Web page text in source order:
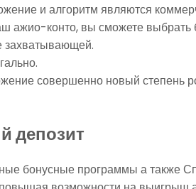
и алгоритм являются
ажио-конто, вы сможете
захватывающей.
совершенно новый степень
депозит
бонусные программы а также